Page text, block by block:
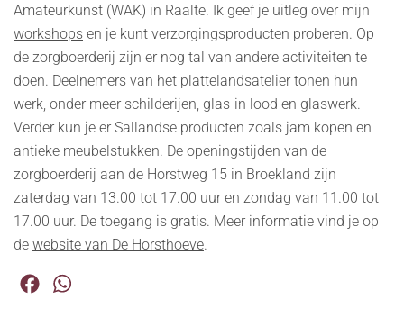
Amateurkunst (WAK) in Raalte. Ik geef je uitleg over mijn
workshops en je kunt verzorgingsproducten proberen. Op
de zorgboerderij zijn er nog tal van andere activiteiten te
doen. Deelnemers van het plattelandsatelier tonen hun
werk, onder meer schilderijen, glas-in lood en glaswerk.
Verder kun je er Sallandse producten zoals jam kopen en
antieke meubelstukken. De openingstijden van de
zorgboerderij aan de Horstweg 15 in Broekland zijn
zaterdag van 13.00 tot 17.00 uur en zondag van 11.00 tot
17.00 uur. De toegang is gratis. Meer informatie vind je op
de website van De Horsthoeve.
Facebook